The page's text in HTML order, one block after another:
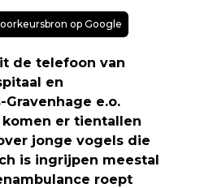
op Google
de telefoon van
en
Gravenhage e.o.
er tientallen
jonge vogels die
is ingrijpen meestal
roept